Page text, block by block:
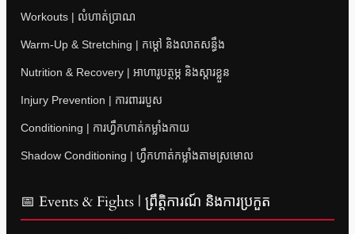
Workouts | លំហាត់ប្រាណ
Warm-Up & Stretching | កម្តៅ និងលាតសន្ធឹង
Nutrition & Recovery | អាហារូបត្ថម្ភ និងស្តារខ្លួន
Injury Prevention | ការពាររបួស
Conditioning | ការហ្វឹកហាត់កម្លាំងកាយ
Shadow Conditioning | ហ្វឹកហាត់កម្លាំងតាមស្រមោល
📅 Events & Fights | ព្រឹត្តិការណ៍ និងការប្រកួត